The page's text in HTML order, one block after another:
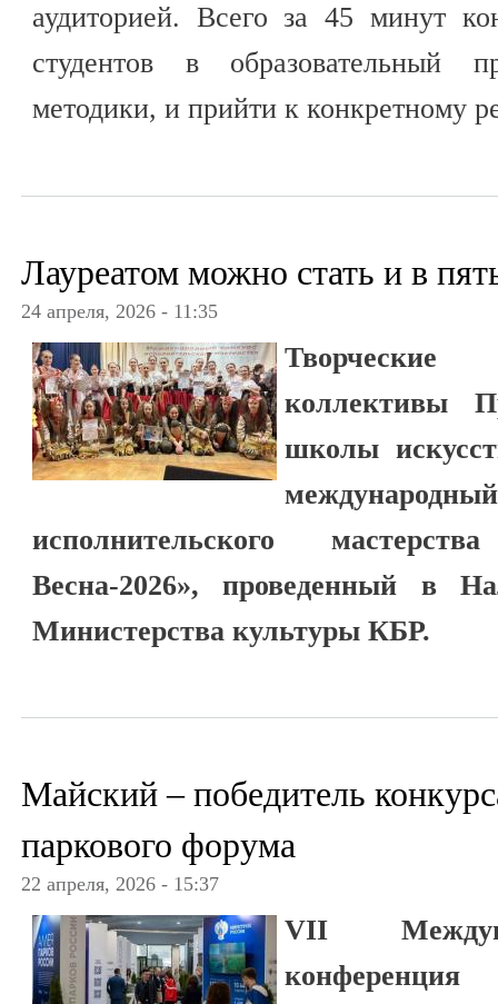
аудиторией. Всего за 45 минут
студентов в образовательный
методики, и прийти к конкретному
Лауреатом можно стать и в
24 апреля, 2026 - 11:35
коллективы
школы
исполнительского
Весна-2026», проведенный в
Министерства культуры КБР.
Майский – победитель
паркового форума
22 апреля, 2026 - 15:37
VII